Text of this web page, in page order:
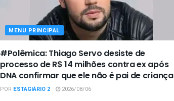
MENU PRINCIPAL
#Polêmica: Thiago Servo desiste de
processo de R$ 14 milhões contra ex após
DNA confirmar que ele não é pai de criança
POR ESTAGIÁRIO 2 2026/08/06